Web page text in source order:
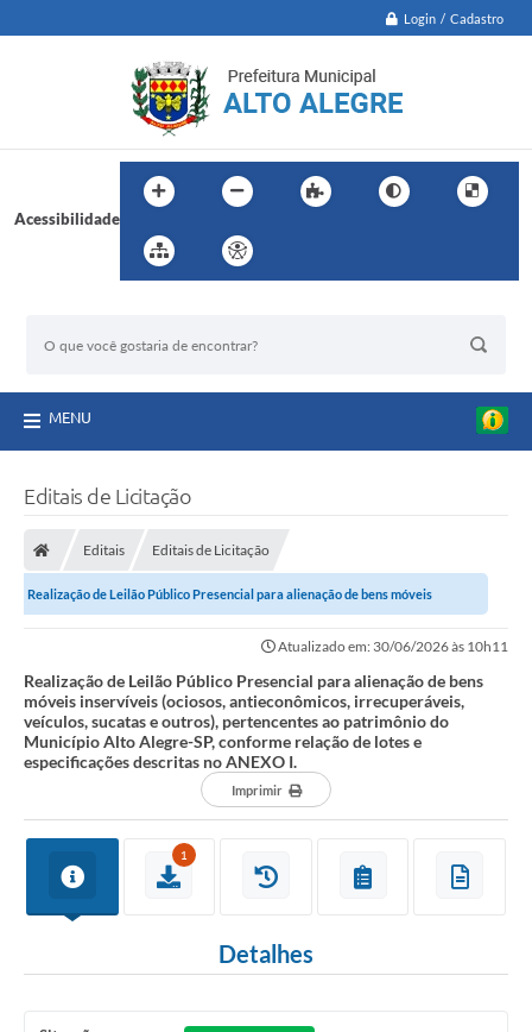
Login / Cadastro
Acessibilidade
MENU
Editais de Licitação
Editais Editais de Licitação
Realização de Leilão Público Presencial para alienação de bens móveis
Atualizado em: 30/06/2026 às 10h11
Realização de Leilão Público Presencial para alienação de bens
móveis inservíveis (ociosos, antieconômicos, irrecuperáveis,
veículos, sucatas e outros), pertencentes ao patrimônio do
Município Alto Alegre-SP, conforme relação de lotes e
especificações descritas no ANEXO I.
Imprimir
1
Detalhes